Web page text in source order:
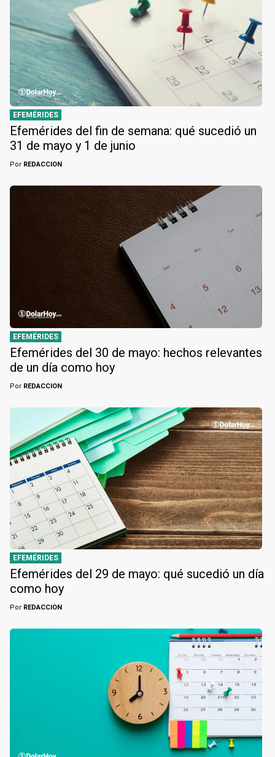
EFEMÉRIDES
Efemérides del fin de semana: qué sucedió un
31 de mayo y 1 de junio
Por REDACCION
EFEMÉRIDES
Efemérides del 30 de mayo: hechos relevantes
de un día como hoy
Por REDACCION
EFEMÉRIDES
Efemérides del 29 de mayo: qué sucedió un día
como hoy
Por REDACCION